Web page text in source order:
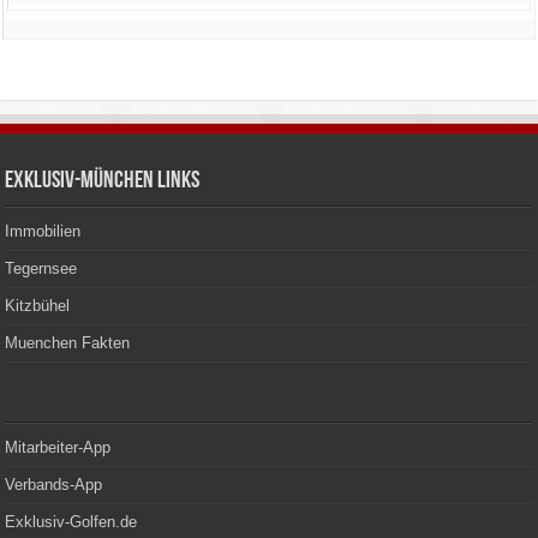
Exklusiv-München Links
Immobilien
Tegernsee
Kitzbühel
Muenchen Fakten
Mitarbeiter-App
Verbands-App
Exklusiv-Golfen.de